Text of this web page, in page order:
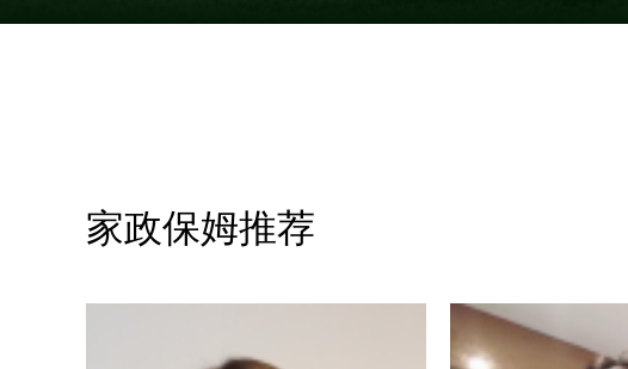
家政保姆推荐